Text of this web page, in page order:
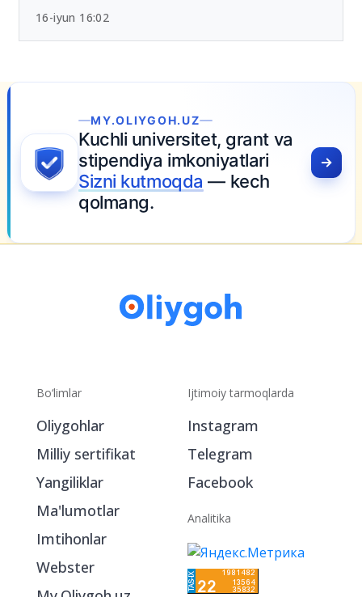
16-iyun 16:02
MY.OLIYGOH.UZ
Kuchli universitet, grant va
stipendiya imkoniyatlari
Sizni kutmoqda — kech
qolmang.
Bo‘limlar
Oliygohlar
Ijtimoiy tarmoqlarda
Telegram
Facebook
Analitika